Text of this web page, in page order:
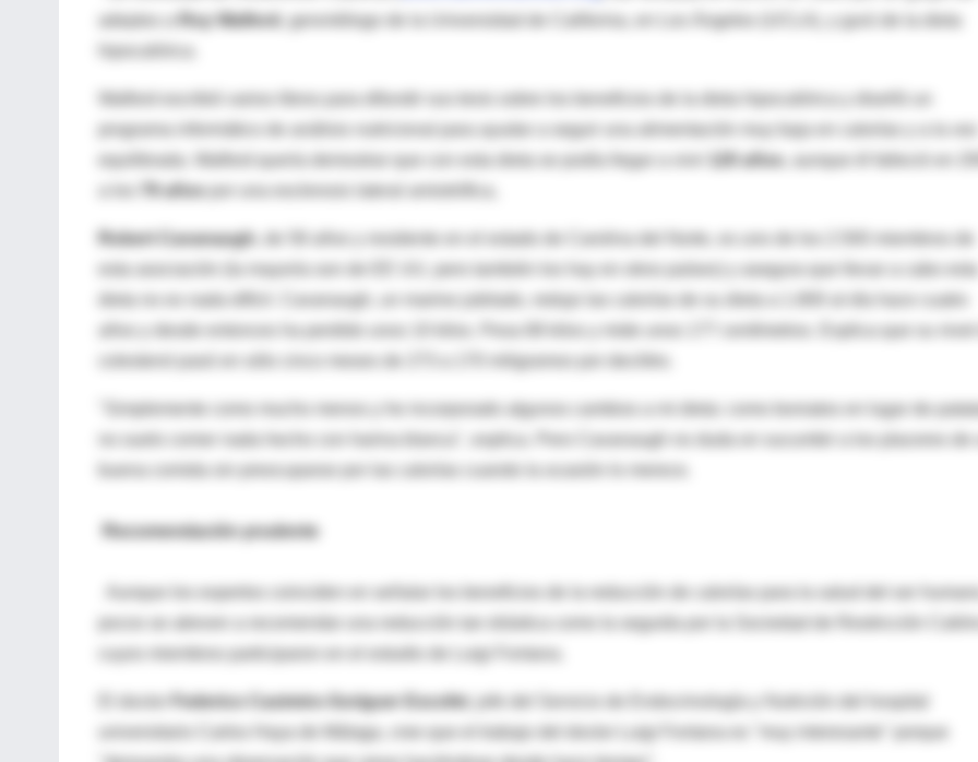
Roy Walford
, gerontólogo de la Universidad de California, en Los Ángeles (UCLA), y gurú de la dieta
programa informático de análisis nutricional para ayudar a seguir una alimentación muy baja en calorías y a la vez
equilibrada. Walford quería demostrar que con esta dieta se podía llegar a vivir
120 años
, aunque él falleció en
79 años
Robert Cavanaugh
esta asociación (la mayoría son de EE UU, pero también los hay en otros países) y asegura que llevar a cabo esta
dieta no es nada difícil. Cavanaugh, un marine jubilado, redujo las calorías de su dieta a 1.800 al día hace cuatro
colesterol pasó en sólo cinco meses de 273 a 170 miligramos por decilitro.
"Simplemente como mucho menos y he incorporado algunos cambios a mi dieta: como boniatos en lugar de
no suelo comer nada hecho con harina blanca", explica. Pero Cavanaugh no duda en sucumbir a los placeres de
buena comida sin preocuparse por las calorías cuando la ocasión lo merece.
Recomendación prudente
Aunque los expertos coinciden en señalar los beneficios de la reducción de calorías para la salud del ser
pocos se atreven a recomendar una reducción tan drástica como la seguida por la Sociedad de Restricción
cuyos miembros participaron en el estudio de Luigi Fontana.
Federico Casimiro-Soriguer Escofet
, jefe del Servicio de Endocrinología y Nutrición del hospital
universitario Carlos Haya de Málaga, cree que el trabajo del doctor Luigi Fontana es "muy interesante" porque